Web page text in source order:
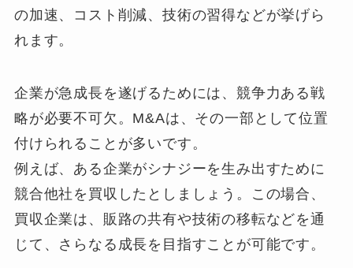
の加速、コスト削減、技術の習得などが挙げら
れます。
企業が急成長を遂げるためには、競争力ある戦
略が必要不可欠。M&Aは、その一部として位置
付けられることが多いです。
例えば、ある企業がシナジーを生み出すために
競合他社を買収したとしましょう。この場合、
買収企業は、販路の共有や技術の移転などを通
じて、さらなる成長を目指すことが可能です。